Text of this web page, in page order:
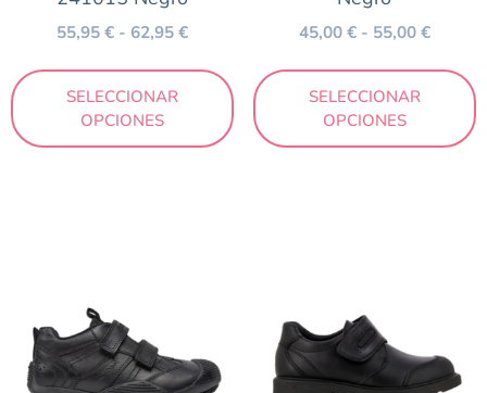
55,95€ - 62,95€
SELECCIONAR
OPCIONES
45,00€ - 55,00€
SELECCIONAR
OPCIONES